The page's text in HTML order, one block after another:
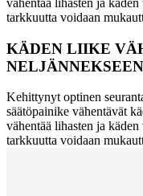
tarkkuutta voidaan
KÄDEN LIIKE
NELJÄNNEKSEEN
Kehittynyt optinen
säätöpainike vähentävät
vähentää lihasten ja
tarkkuutta voidaan